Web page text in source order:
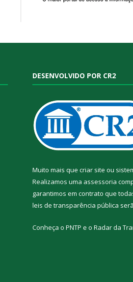
DESENVOLVIDO POR CR2
Muito mais que criar site ou
Realizamos uma assessoria
garantimos em contrato que
leis de transparência pública
Conheça o PNTP e o Radar da